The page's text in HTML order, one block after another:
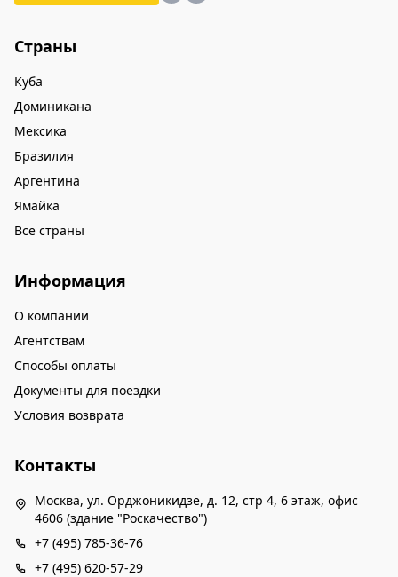
Страны
Куба
Доминикана
Мексика
Бразилия
Аргентина
Ямайка
Все страны
Информация
О компании
Агентствам
Способы оплаты
Документы для поездки
Условия возврата
Контакты
Москва, ул. Орджоникидзе, д. 12, стр 4, 6 этаж, офис
4606 (здание "Роскачество")
+7 (495) 785-36-76
+7 (495) 620-57-29